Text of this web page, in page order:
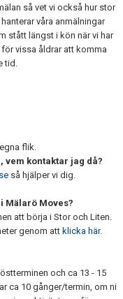
så vet vi också hur stor
våra anmälningar
stått längst i kön när vi har
vissa åldrar att komma
tid.
flik.
kontaktar jag då?
så hjälper vi dig.
Mälarö Moves?
att börja i Stor och Liten.
genom att klicka här.
och ca 13 - 15
ca 10 gånger/termin, om ni